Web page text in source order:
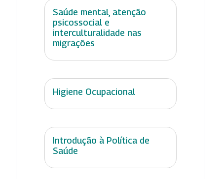
Saúde mental, atenção
psicossocial e
interculturalidade nas
migrações
Higiene Ocupacional
Introdução à Política de
Saúde